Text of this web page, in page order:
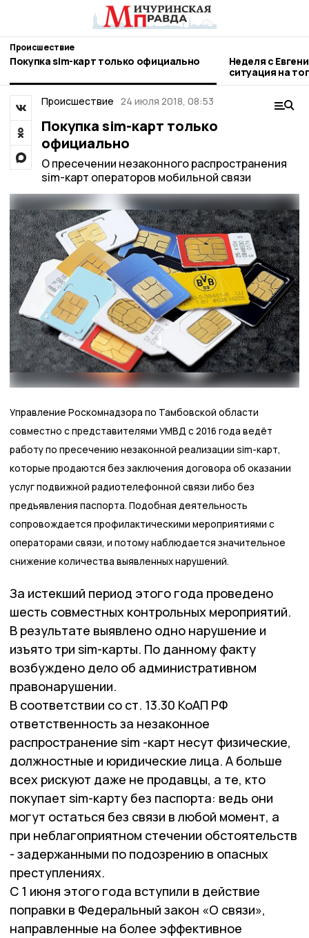
Происшествие
Покупка sim-карт только официально
Неделя с
ситуация на
городе и
Происшествие 24 июля 2018, 08:53
Покупка sim-карт только
официально
О пресечении незаконного распространения
sim-карт операторов мобильной связи
Управление Роскомнадзора по Тамбовской области
совместно с представителями УМВД с 2016 года ведёт
работу по пресечению незаконной реализации sim-карт,
которые продаются без заключения договора об оказании
услуг подвижной радиотелефонной связи либо без
предъявления паспорта. Подобная деятельность
сопровождается профилактическими мероприятиями с
операторами связи, и потому наблюдается значительное
снижение количества выявленных нарушений.
За истекший период этого года проведено
шесть совместных контрольных мероприятий.
В результате выявлено одно нарушение и
изъято три sim-карты. По данному факту
возбуждено дело об административном
правонарушении.
В соответствии со ст. 13.30 КоАП РФ
ответственность за незаконное
распространение sim -карт несут физические,
должностные и юридические лица. А больше
всех рискуют даже не продавцы, а те, кто
покупает sim-карту без паспорта: ведь они
могут остаться без связи в любой момент, а
при неблагоприятном стечении обстоятельств
- задержанными по подозрению в опасных
преступлениях.
С 1 июня этого года вступили в действие
поправки в Федеральный закон «О связи»,
направленные на более эффективное